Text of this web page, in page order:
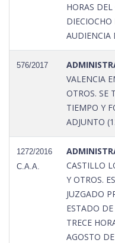
HORAS
DIECIOCHO
AUDIENCIA
576/2017
VALENCIA
OTROS. SE
TIEMPO Y
ADJUNTO
1272/2016
C.A.A.
CASTILLO
Y OTROS.
JUZGADO
ESTADO
TRECE
AGOSTO